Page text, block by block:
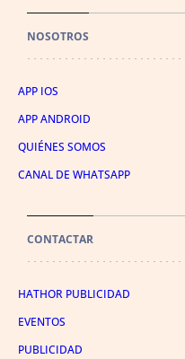
NOSOTROS
APP IOS
APP ANDROID
QUIÉNES SOMOS
CANAL DE WHATSAPP
CONTACTAR
HATHOR PUBLICIDAD
EVENTOS
PUBLICIDAD